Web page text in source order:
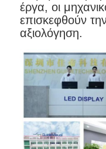
έργα, οι
επισκεφθούν
αξιολόγηση.